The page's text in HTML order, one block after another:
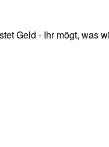
Geld - Ihr mögt, was